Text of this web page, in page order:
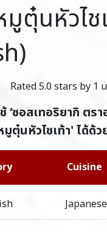
มูตุ๋นหัวไ
Rated 5.0 stars by 1
‘ซอสเทอริยากิ ต
ตุ๋นหัวไชเท้า' ได้ด้ว
Cuisine
Japanese